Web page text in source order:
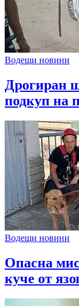
Водещи новини
Дрогиран
подкуп на
Водещи новини
Опасна
куче от